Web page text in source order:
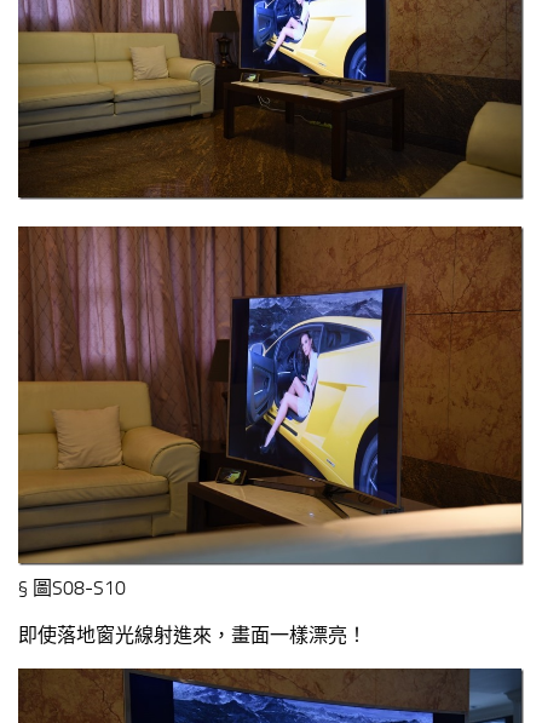
§ 圖S08-S10
即使落地窗光線射進來，畫面一樣漂亮！